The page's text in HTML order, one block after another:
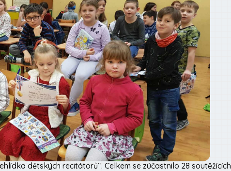
dětských recitátorů“. Celkem se zúčastnilo 28 soutěžících